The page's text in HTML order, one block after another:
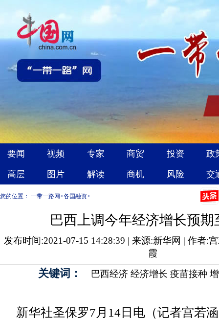
您的位置： 一带一路网>各国融资>
巴西上调今年经济增长预期
发布时间:2021-07-15 14:28:39 | 来源:新华网 | 作者:
霞
关键词： 巴西经济 经济增长 疫苗接种
新华社圣保罗7月14日电（记者宫若